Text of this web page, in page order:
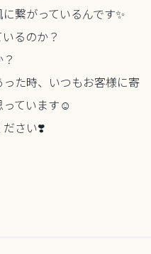
繋がっているんです✨
るのか？
た時、いつもお客様に寄
っています☺️
ださい❣️